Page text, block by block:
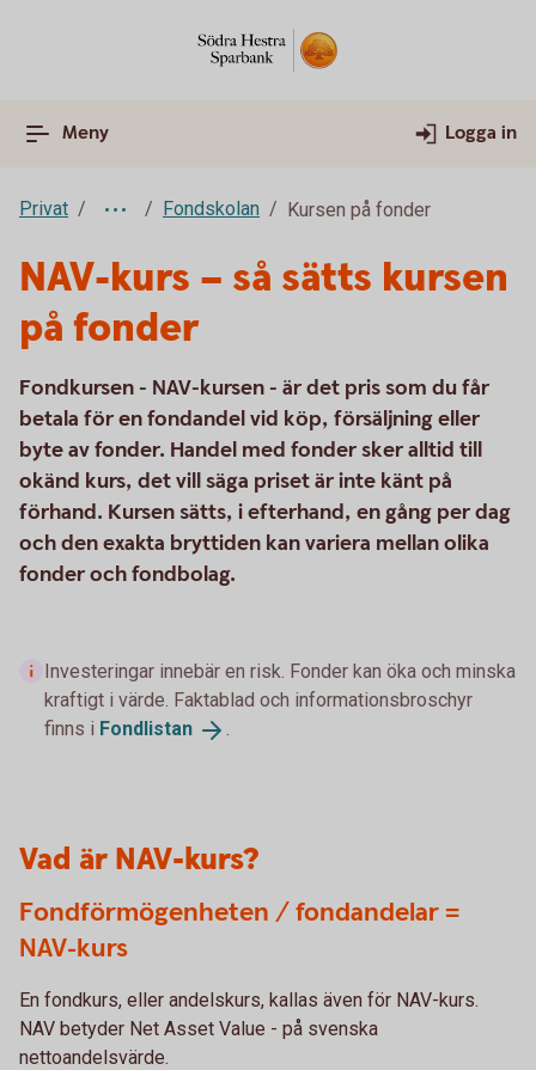
Meny Logga in
Privat Fondskolan Kursen på fonder
NAV-kurs – så sätts kursen
på fonder
Fondkursen - NAV-kursen - är det pris som du får
betala för en fondandel vid köp, försäljning eller
byte av fonder. Handel med fonder sker alltid till
okänd kurs, det vill säga priset är inte känt på
förhand. Kursen sätts, i efterhand, en gång per dag
och den exakta bryttiden kan variera mellan olika
fonder och fondbolag.
Investeringar innebär en risk. Fonder kan öka och minska
kraftigt i värde. Faktablad och informationsbroschyr
finns i Fondlistan .
Vad är NAV-kurs?
Fondförmögenheten / fondandelar =
NAV-kurs
En fondkurs, eller andelskurs, kallas även för NAV-kurs.
NAV betyder Net Asset Value - på svenska
nettoandelsvärde.